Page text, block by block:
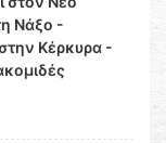
Νάξο -
Κέρκυρα -